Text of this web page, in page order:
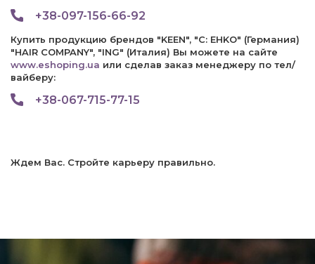
+38-097-156-66-92
Купить продукцию брендов "KEEN", "C: EHKO" (Германия)
"HAIR COMPANY", "ING" (Италия) Вы можете на сайте
www.eshoping.ua или сделав заказ менеджеру по тел/
вайберу:
+38-067-715-77-15
Ждем Вас. Стройте карьеру правильно.